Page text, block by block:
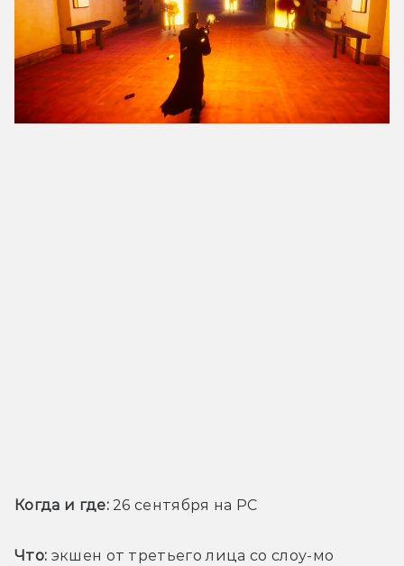
Когда и где: 26 сентября на PC
Что: экшен от третьего лица со слоу-мо